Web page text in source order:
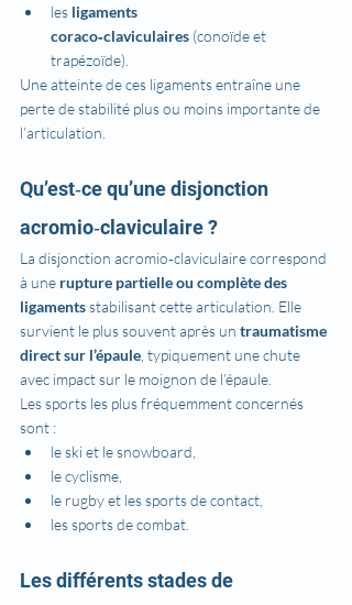
les ligaments
coraco‑claviculaires (conoïde et
trapézoïde).
Une atteinte de ces ligaments entraîne une
perte de stabilité plus ou moins importante de
l’articulation.
Qu’est‑ce qu’une disjonction
acromio‑claviculaire ?
La disjonction acromio‑claviculaire correspond
à une rupture partielle ou complète des
ligaments stabilisant cette articulation. Elle
survient le plus souvent après un traumatisme
direct sur l’épaule , typiquement une chute
avec impact sur le moignon de l’épaule.
Les sports les plus fréquemment concernés
sont :
le ski et le snowboard,
le cyclisme,
le rugby et les sports de contact,
les sports de combat.
Les différents stades de